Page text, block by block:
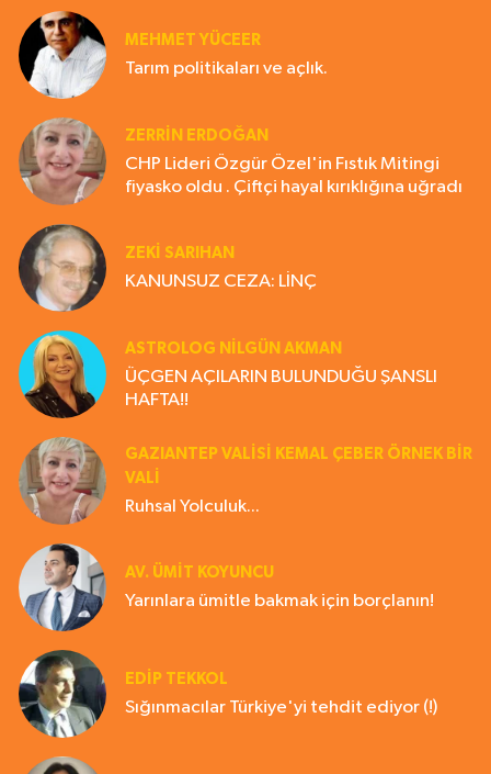
MEHMET YÜCEER
Tarım politikaları ve açlık.
ZERRIN ERDOĞAN
CHP Lideri Özgür Özel'in Fıstık Mitingi
fiyasko oldu . Çiftçi hayal kırıklığına uğradı
ZEKI SARIHAN
KANUNSUZ CEZA: LİNÇ
ASTROLOG NILGÜN AKMAN
ÜÇGEN AÇILARIN BULUNDUĞU ŞANSLI
HAFTA!!
GAZIANTEP VALISI KEMAL ÇEBER ÖRNEK BİR
VALİ
Ruhsal Yolculuk...
AV. ÜMIT KOYUNCU
Yarınlara ümitle bakmak için borçlanın!
EDIP TEKKOL
Sığınmacılar Türkiye'yi tehdit ediyor (!)